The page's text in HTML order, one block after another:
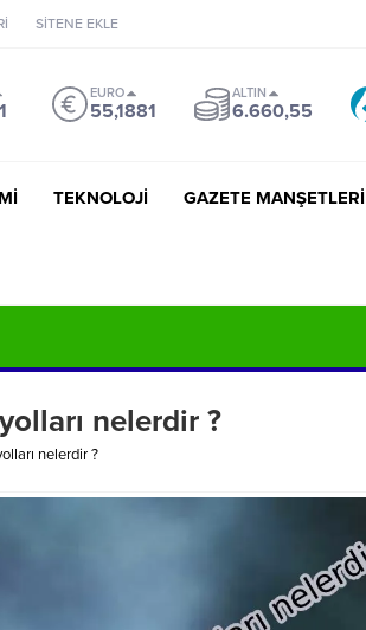
SİTENE EKLE
EURO
55,1881
ALTIN
6.660,55
TEKNOLOJİ GAZETE MANŞETLERİ
nelerdir ?
nelerdir ?